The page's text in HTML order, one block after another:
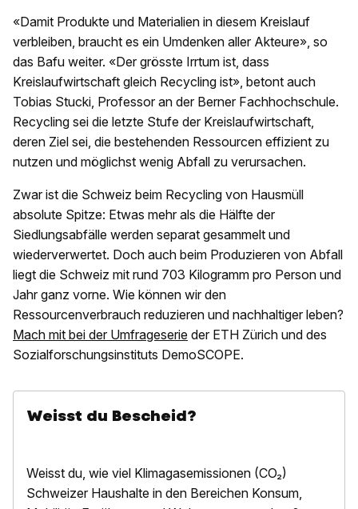
«Damit Produkte und Materialien in diesem Kreislauf
verbleiben, braucht es ein Umdenken aller Akteure», so
das Bafu weiter. «Der grösste Irrtum ist, dass
Kreislaufwirtschaft gleich Recycling ist», betont auch
Tobias Stucki, Professor an der Berner Fachhochschule.
Recycling sei die letzte Stufe der Kreislaufwirtschaft,
deren Ziel sei, die bestehenden Ressourcen effizient zu
nutzen und möglichst wenig Abfall zu verursachen.
Zwar ist die Schweiz beim Recycling von Hausmüll
absolute Spitze: Etwas mehr als die Hälfte der
Siedlungsabfälle werden separat gesammelt und
wiederverwertet. Doch auch beim Produzieren von Abfall
liegt die Schweiz mit rund 703 Kilogramm pro Person und
Jahr ganz vorne. Wie können wir den
Ressourcenverbrauch reduzieren und nachhaltiger leben?
Mach mit bei der Umfrageserie der ETH Zürich und des
Sozialforschungsinstituts DemoSCOPE.
Weisst du Bescheid?
Weisst du, wie viel Klimagasemissionen (CO₂)
Schweizer Haushalte in den Bereichen Konsum,